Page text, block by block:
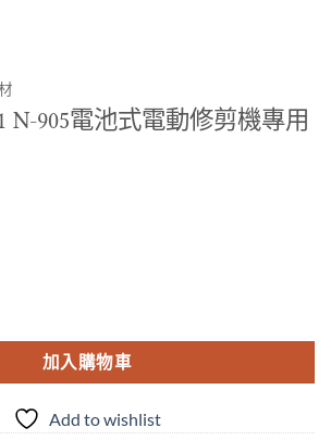
N-905電池式電動修剪機專用
加入購物車
Add to wishlist